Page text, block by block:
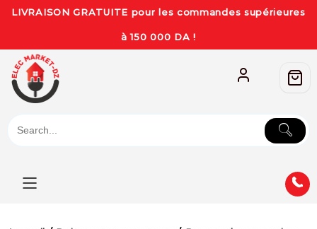
LIVRAISON GRATUITE pour les commandes supérieures
à 150 000 DA !